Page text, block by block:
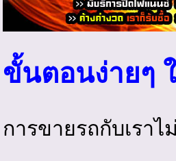
ขั้นตอนง่ายๆ
การขายรถกับเรา